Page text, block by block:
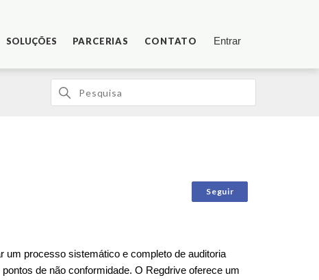
SOLUÇÕES PARCERIAS CONTATO Entrar
Seguir
um processo sistemático e completo de auditoria
de não conformidade. O Regdrive oferece um